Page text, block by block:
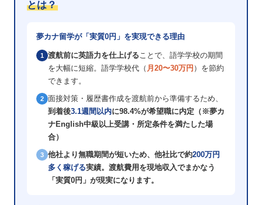
とは？
夢カナ留学が「実質0円」を実現できる理由
1 渡航前に英語力を仕上げることで、語学学校の期間
を大幅に短縮。語学学校代（ 月20〜30万円 ）を節約
できます。
2 面接対策・履歴書作成を渡航前から準備するため、
到着後3.1週間以内に98.4%が希望職に内定（※夢カ
ナEnglish中級以上受講・所定条件を満たした場
合）
3 他社より無職期間が短いため、 他社比で約200万円
多く稼げる実績。渡航費用を現地収入でまかなう
「実質0円」が現実になります。